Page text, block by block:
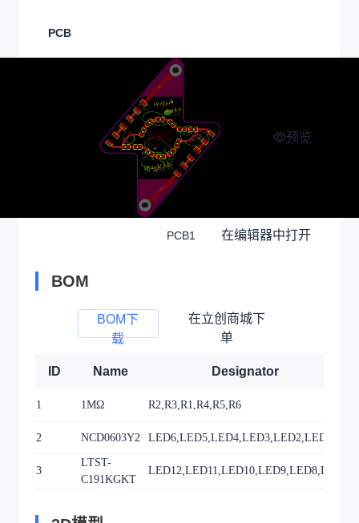
PCB
预览
PCB1 在编辑器中打开
BOM
BOM下
载
在立创商城下
单
ID Name Designator
1 1MΩ R2,R3,R1,R4,R5,R6
2 NCD0603Y2 LED6,LED5,LED4,LED3,LED2,LED1
3
LTST-
C191KGKT
LED12,LED11,LED10,LED9,LED8,LED7